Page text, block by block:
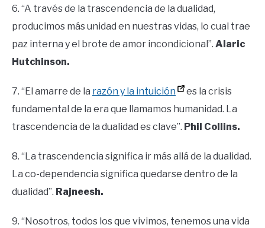
6. “A través de la trascendencia de la dualidad,
producimos más unidad en nuestras vidas, lo cual trae
paz interna y el brote de amor incondicional”. Alaric
Hutchinson.
7. “El amarre de la razón y la intuición
es la crisis
fundamental de la era que llamamos humanidad. La
trascendencia de la dualidad es clave”. Phil Collins.
8. “La trascendencia significa ir más allá de la dualidad.
La co-dependencia significa quedarse dentro de la
dualidad”. Rajneesh.
9. “Nosotros, todos los que vivimos, tenemos una vida